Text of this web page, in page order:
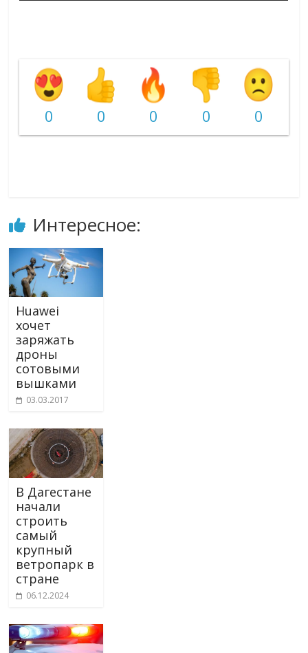
0 0 0 0 0
Интересное:
Huawei
хочет
заряжать
дроны
сотовыми
вышками
03.03.2017
В Дагестане
начали
строить
самый
крупный
ветропарк в
стране
06.12.2024